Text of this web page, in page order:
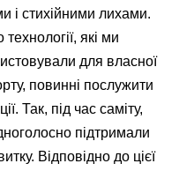
і стихійними лихами.
які ми
для власної
повинні послужити
Так, під час саміту,
підтримали
Відповідно до цієї